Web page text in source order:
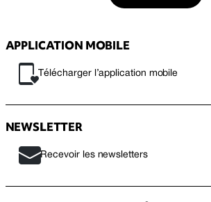
APPLICATION MOBILE
Télécharger l’application mobile
NEWSLETTER
Recevoir les newsletters